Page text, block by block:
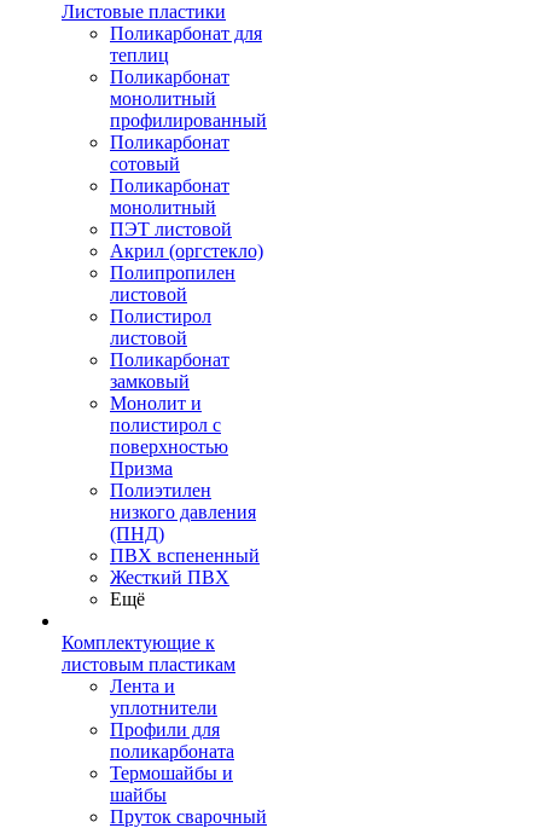
Листовые пластики
Поликарбонат для
теплиц
Поликарбонат
монолитный
профилированный
Поликарбонат
сотовый
Поликарбонат
монолитный
ПЭТ листовой
Акрил (оргстекло)
Полипропилен
листовой
Полистирол
листовой
Поликарбонат
замковый
Монолит и
полистирол с
поверхностью
Призма
Полиэтилен
низкого давления
(ПНД)
ПВХ вспененный
Жесткий ПВХ
Ещё
Комплектующие к
листовым пластикам
Лента и
уплотнители
Профили для
поликарбоната
Термошайбы и
шайбы
Пруток сварочный